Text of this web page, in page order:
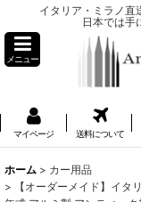
イタリア・ミラノ直
日本では手
メニュー
マイページ 送料について
ホーム > カー用品
>
【オーダーメイド】イ